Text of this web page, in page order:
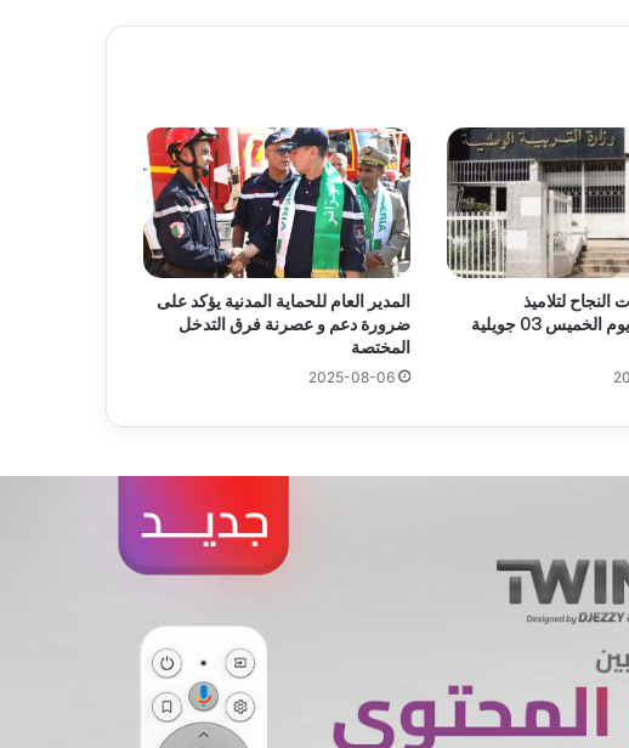
لتلاميذ
“السانكيام” يوم الخميس 03 جويلية
المدير العام للحماية المدنية يؤكد على
ضرورة دعم و عصرنة فرق التدخل
المختصة
2025-08-06